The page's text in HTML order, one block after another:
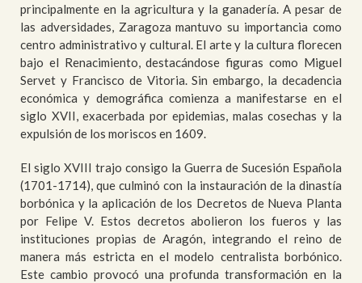
principalmente en la agricultura y la ganadería. A pesar de
las adversidades, Zaragoza mantuvo su importancia como
centro administrativo y cultural. El arte y la cultura florecen
bajo el Renacimiento, destacándose figuras como Miguel
Servet y Francisco de Vitoria. Sin embargo, la decadencia
económica y demográfica comienza a manifestarse en el
siglo XVII, exacerbada por epidemias, malas cosechas y la
expulsión de los moriscos en 1609.
El siglo XVIII trajo consigo la Guerra de Sucesión Española
(1701-1714), que culminó con la instauración de la dinastía
borbónica y la aplicación de los Decretos de Nueva Planta
por Felipe V. Estos decretos abolieron los fueros y las
instituciones propias de Aragón, integrando el reino de
manera más estricta en el modelo centralista borbónico.
Este cambio provocó una profunda transformación en la